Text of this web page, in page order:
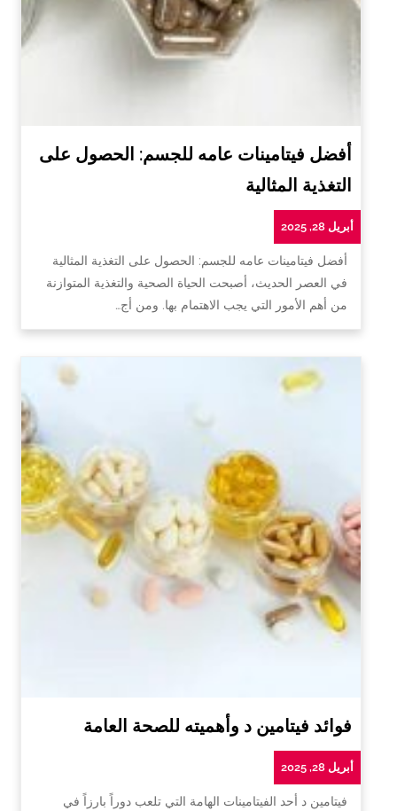
أفضل فيتامينات عامه للجسم: الحصول على
التغذية المثالية
أبريل 28, 2025
أفضل فيتامينات عامه للجسم: الحصول على التغذية المثالية
في العصر الحديث، أصبحت الحياة الصحية والتغذية المتوازنة
من أهم الأمور التي يجب الاهتمام بها. ومن أج…
فوائد فيتامين د وأهميته للصحة العامة
أبريل 28, 2025
فيتامين د أحد الفيتامينات الهامة التي تلعب دوراً بارزاً في